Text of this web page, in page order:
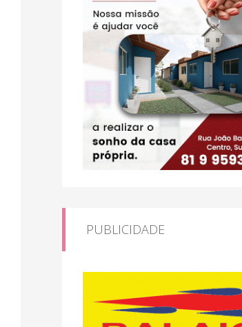
PUBLICIDADE